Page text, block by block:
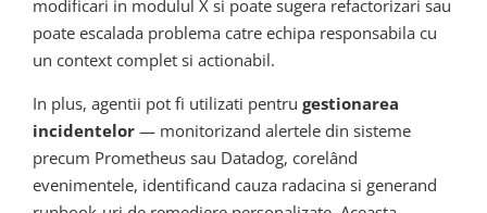
modificari in modulul X si poate sugera refactorizari sau
poate escalada problema catre echipa responsabila cu
un context complet si actionabil.
In plus, agentii pot fi utilizati pentru gestionarea
incidentelor — monitorizand alertele din sisteme
precum Prometheus sau Datadog, corelând
evenimentele, identificand cauza radacina si generand